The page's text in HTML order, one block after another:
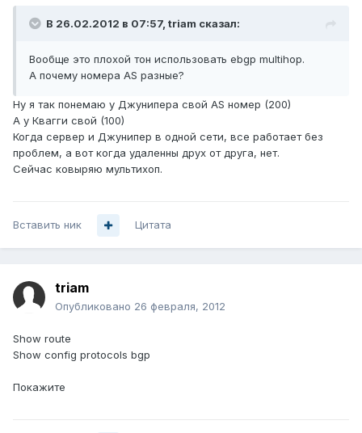
В 26.02.2012 в 07:57, triam сказал:
Вообще это плохой тон использовать ebgp multihop.
А почему номера AS разные?
Ну я так понемаю у Джунипера свой AS номер (200)
А у Квагги свой (100)
Когда сервер и Джунипер в одной сети, все работает без
проблем, а вот когда удаленны друх от друга, нет.
Сейчас ковыряю мультихоп.
Вставить ник Цитата
triam
Опубликовано 26 февраля, 2012
Show route
Show config protocols bgp
Покажите